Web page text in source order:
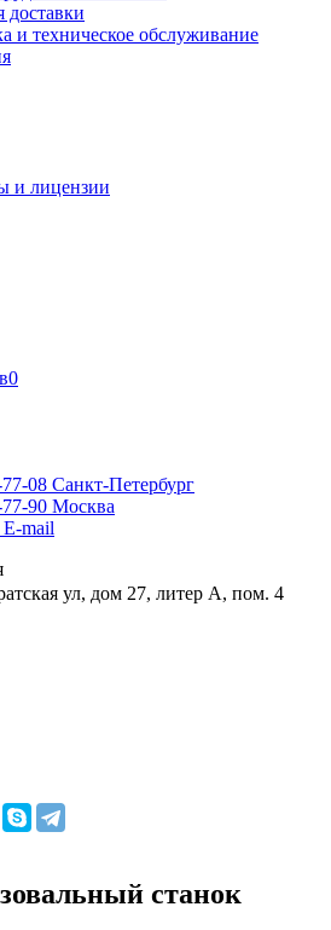
доставки
и техническое обслуживание
и лицензии
0
08 Санкт-Петербург
90 Москва
E-mail
ул, дом 27, литер А, пом. 4
станок